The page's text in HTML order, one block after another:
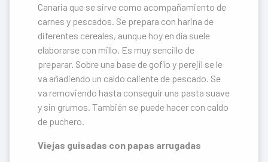
Canaria que se sirve como acompañamiento de
carnes y pescados. Se prepara con harina de
diferentes cereales, aunque hoy en día suele
elaborarse con millo. Es muy sencillo de
preparar. Sobre una base de gofio y perejil se le
va añadiendo un caldo caliente de pescado. Se
va removiendo hasta conseguir una pasta suave
y sin grumos. También se puede hacer con caldo
de puchero.
Viejas guisadas con papas arrugadas